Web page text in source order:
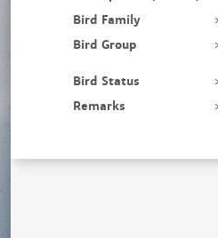
Bird Family
Bird Group
Bird Status
Remarks